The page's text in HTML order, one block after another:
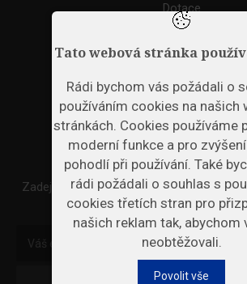
Tato webová stránka
Rádi bychom vás požádali o
používáním cookies na našich
stránkách. Cookies používáme
moderní funkce a pro
pohodlí při používání. Také
rádi požádali o souhlas s
cookies třetích stran pro
našich reklam tak, abychom
neobtěžovali.
Povolit vše
Dotace
Akce
ODPADNÍ PLASTY
NEWSLETTER
Zadejte váš email a my Vám budeme
informace, maximálně 1x